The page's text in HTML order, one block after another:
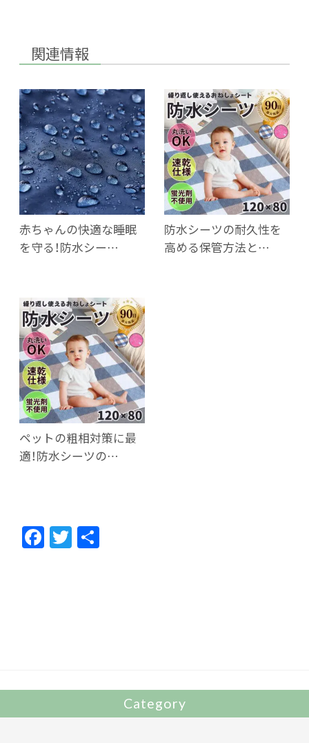
関連情報
赤ちゃんの快適な睡眠
を守る！防水シー…
防水シーツの耐久性を
高める保管方法と…
ペットの粗相対策に最
適！防水シーツの…
F
ac
T
w
Category